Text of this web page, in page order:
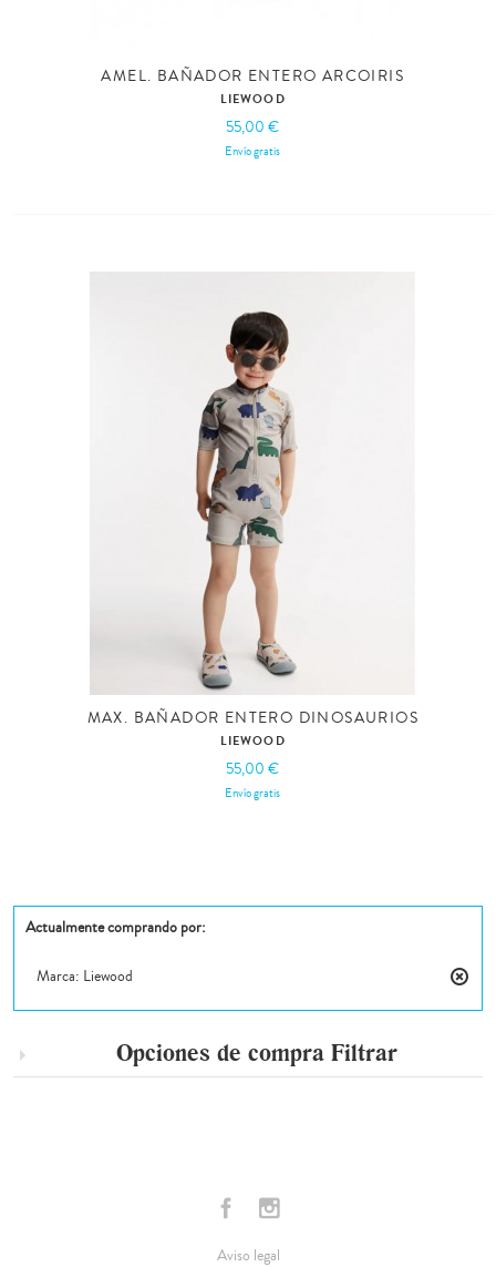
AMEL. BAÑADOR ENTERO ARCOIRIS
LIEWOOD
55,00 €
Envío gratis
MAX. BAÑADOR ENTERO DINOSAURIOS
LIEWOOD
55,00 €
Envío gratis
Actualmente comprando por:
este
Marca: Liewood
Opciones de compra Filtrar
Aviso legal